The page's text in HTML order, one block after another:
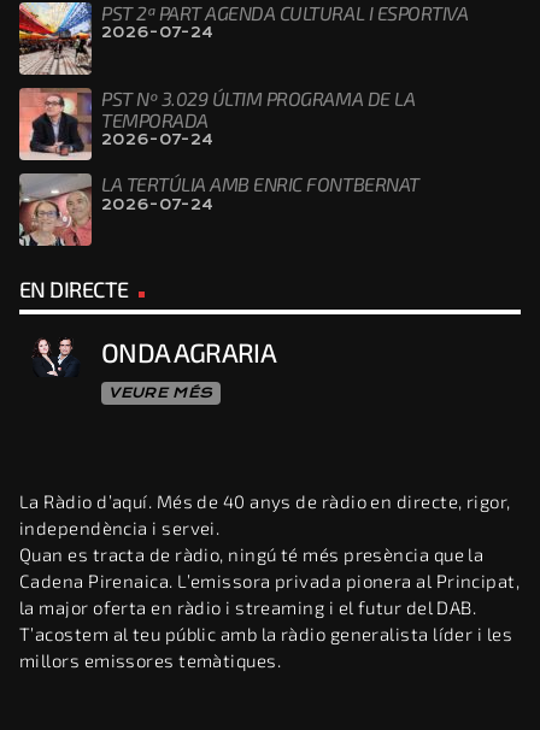
PST 2ª PART AGENDA CULTURAL I ESPORTIVA
2026-07-24
PST Nº 3.029 ÚLTIM PROGRAMA DE LA
TEMPORADA
2026-07-24
LA TERTÚLIA AMB ENRIC FONTBERNAT
2026-07-24
EN DIRECTE
ONDA AGRARIA
VEURE MÉS
La Ràdio d’aquí. Més de 40 anys de ràdio en directe, rigor,
independència i servei.
Quan es tracta de ràdio, ningú té més presència que la
Cadena Pirenaica. L’emissora privada pionera al Principat,
la major oferta en ràdio i streaming i el futur del DAB.
T’acostem al teu públic amb la ràdio generalista líder i les
millors emissores temàtiques.